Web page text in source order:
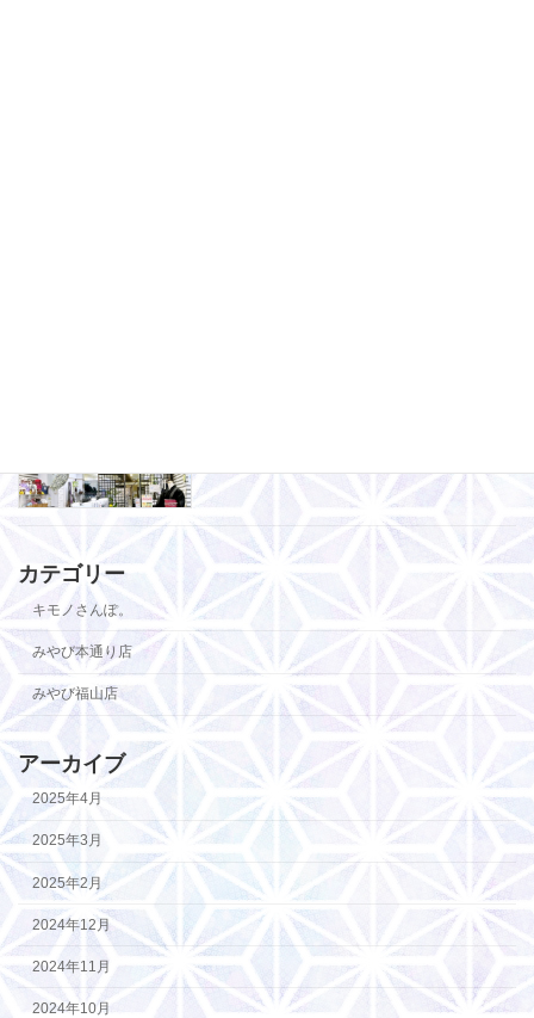
カテゴリー
キモノさんぽ。
みやび本通り店
みやび福山店
アーカイブ
2025年4月
2025年3月
2025年2月
2024年12月
2024年11月
2024年10月